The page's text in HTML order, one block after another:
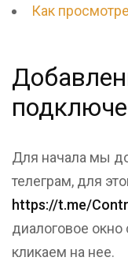
Как
Для начала мы
телеграм, для
https://t.me/
диалоговое окно
кликаем на нее.